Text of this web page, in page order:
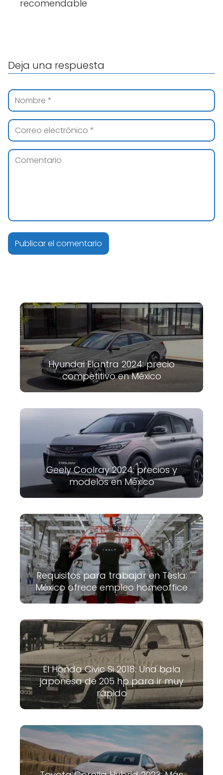
recomendable
Deja una respuesta
Hyundai Elantra 2024: precio
competitivo en México
Geely Coolray 2024: precios y
modelos en México
Requisitos para trabajar en Tesla:
México ofrece empleo homeoffice
El Honda Civic Si 2018: Una bala
japonesa de 205 hp para ir muy
rápido